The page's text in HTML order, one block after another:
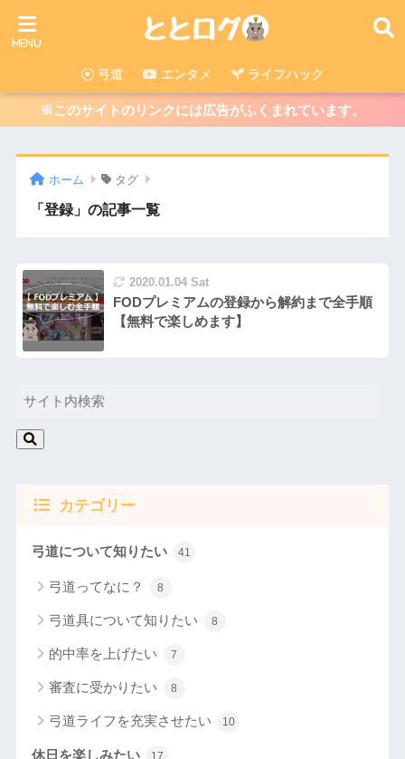
弓道 エンタメ ライフハック
※このサイトのリンクには広告がふくまれています。
ホーム タグ
「登録」の記事一覧
2020.01.04 Sat
FODプレミアムの登録から解約まで全手順
【無料で楽しめます】
カテゴリー
弓道について知りたい 41
弓道ってなに？ 8
弓道具について知りたい 8
的中率を上げたい 7
審査に受かりたい 8
弓道ライフを充実させたい 10
休日を楽しみたい